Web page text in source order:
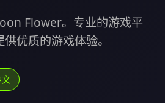
Flower。专业的游戏平
优质的游戏体验。